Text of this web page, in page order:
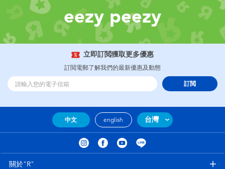
腳踏車,滑板車,騎乘車
拼砌組合及樂高LEGO
玩具車,貨車,火車及遙控系列
手工藝,文具,蠟筆,泥膠,畫板
娃娃, 芭比,收藏公仔
Super Mario超級瑪利歐
52TOYS
Miniso名創優品
playpop
eezy peezy
立即訂閲獲取更多優惠
訂閲電郵了解我們的最新優惠及動態
訂閲
中文 english 台灣
關於"R"